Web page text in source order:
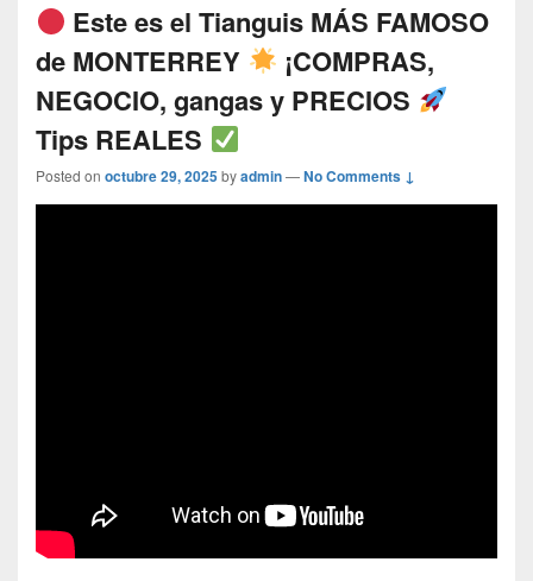
Este es el Tianguis MÁS FAMOSO
de MONTERREY
¡COMPRAS,
NEGOCIO, gangas y PRECIOS
Tips REALES
Posted on octubre 29, 2025byadmin—No Comments ↓